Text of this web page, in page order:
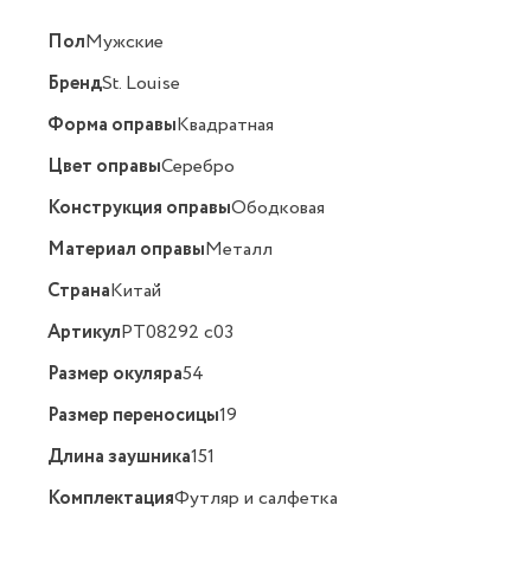
ПолМужские
БрендSt. Louise
Форма оправыКвадратная
Цвет оправыСеребро
Конструкция оправыОбодковая
Материал оправыМеталл
СтранаКитай
АртикулPT08292 c03
Размер окуляра54
Размер переносицы19
Длина заушника151
КомплектацияФутляр и салфетка